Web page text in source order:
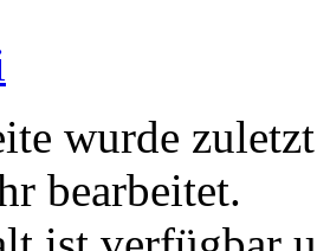
wurde
bearbeitet.